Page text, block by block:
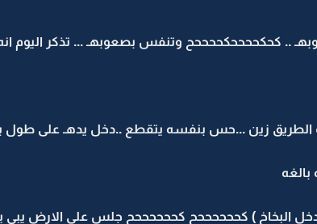
.. كحكححححكححححح وتنفس بصعوبهـ ... تذكر اليوم
زين ...حس بنفسه يتقطع ..دخل يدهـ على طول
البخاخ ) كححححححح كححححححح جلس على الارض يبي